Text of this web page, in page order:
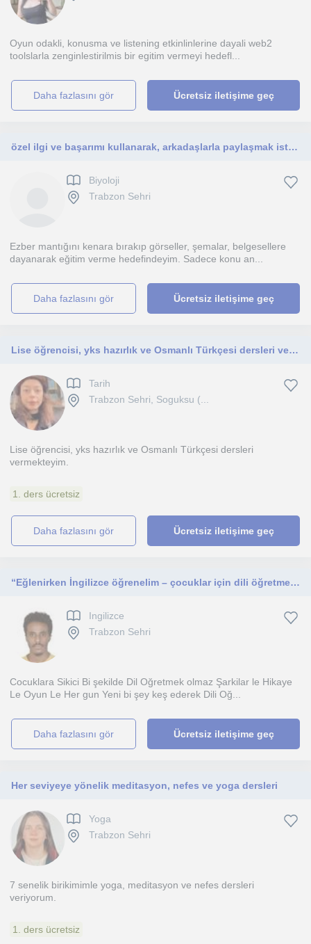
Oyun odakli, konusma ve listening etkinlinlerine dayali web2
toolslarla zenginlestirilmis bir egitim vermeyi hedefl...
daha fazlasını gör Ücretsiz iletişime geç
özel ilgi ve başarımı kullanarak, arkadaşlarla paylaşmak istiyorum
Biyoloji
Trabzon Sehri
Ezber mantığını kenara bırakıp görseller, şemalar, belgesellere
dayanarak eğitim verme hedefindeyim. Sadece konu an...
daha fazlasını gör Ücretsiz iletişime geç
Lise öğrencisi, yks hazırlık ve Osmanlı Türkçesi dersleri vermekteyim
Tarih
Trabzon Sehri, Soguksu (...
Lise öğrencisi, yks hazırlık ve Osmanlı Türkçesi dersleri
vermekteyim.
1. ders ücretsiz
daha fazlasını gör Ücretsiz iletişime geç
“Eğlenirken İngilizce öğrenelim – çocuklar için dili öğretmenin kolay yol
Ingilizce
Trabzon Sehri
Cocuklara Sikici Bi şekilde Dil Oğretmek olmaz Şarkilar le Hikaye
Le Oyun Le Her gun Yeni bi şey keş ederek Dili Oğ...
daha fazlasını gör Ücretsiz iletişime geç
Her seviyeye yönelik meditasyon, nefes ve yoga dersleri
Yoga
Trabzon Sehri
7 senelik birikimimle yoga, meditasyon ve nefes dersleri
veriyorum.
1. ders ücretsiz